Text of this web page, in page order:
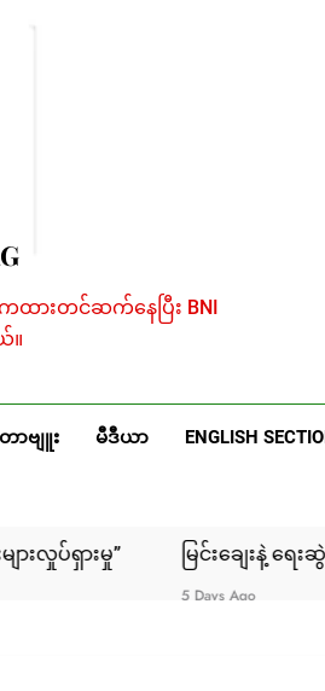
ထားတင်ဆက်နေပြီး BNI
။
ာဗျူး မီဒီယာ ENGLISH
မြင်းချေးနဲ့ ရေးဆွဲထားတဲ့ ဒေါ်နယ်